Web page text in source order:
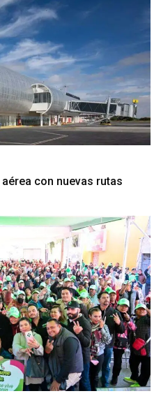
con nuevas rutas